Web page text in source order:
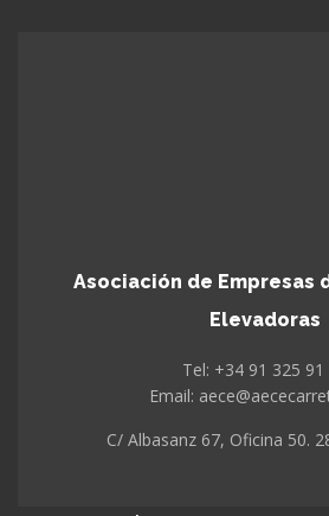
Asociación de Empresas
Elevadoras
Tel: +34 91 325 91
Email:
C/ Albasanz 67, Oficina 50.